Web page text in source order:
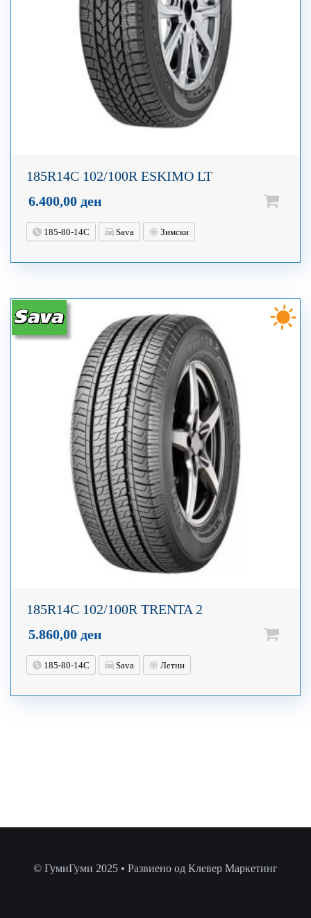
185R14C 102/100R ESKIMO LT
6.400,00 ден
185-80-14C Sava Зимски
185R14C 102/100R TRENTA 2
5.860,00 ден
185-80-14C Sava Летни
© ГумиГуми 2025 • Развиено од Клевер Маркетинг